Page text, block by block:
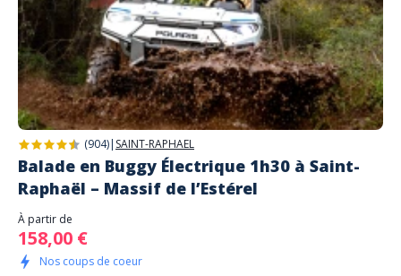
(904)| SAINT-RAPHAEL
Balade en Buggy Électrique 1h30 à Saint-
Raphaël – Massif de l’Estérel
À partir de
158,00 €
Nos coups de coeur